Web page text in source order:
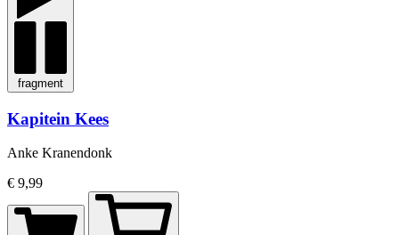
fragment
Kapitein Kees
Anke Kranendonk
€ 9,99